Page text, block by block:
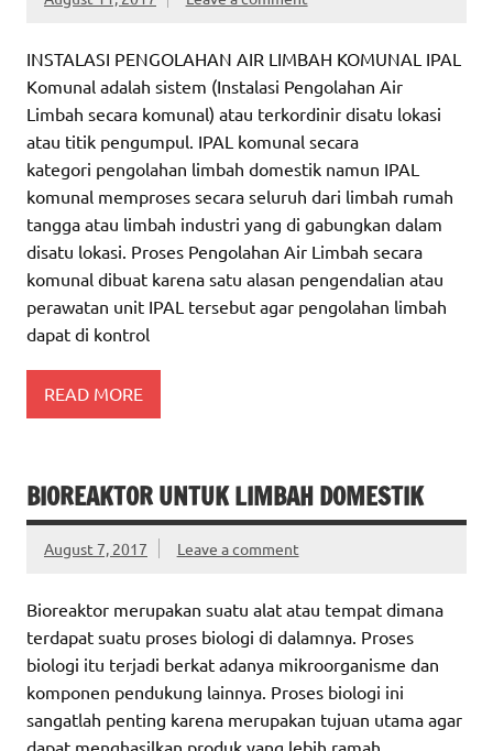
INSTALASI PENGOLAHAN AIR LIMBAH KOMUNAL IPAL
Komunal adalah sistem (Instalasi Pengolahan Air
Limbah secara komunal) atau terkordinir disatu lokasi
atau titik pengumpul. IPAL komunal secara
kategori pengolahan limbah domestik namun IPAL
komunal memproses secara seluruh dari limbah rumah
tangga atau limbah industri yang di gabungkan dalam
disatu lokasi. Proses Pengolahan Air Limbah secara
komunal dibuat karena satu alasan pengendalian atau
perawatan unit IPAL tersebut agar pengolahan limbah
dapat di kontrol
READ MORE
BIOREAKTOR UNTUK LIMBAH DOMESTIK
August 7, 2017 Leave a comment
Bioreaktor merupakan suatu alat atau tempat dimana
terdapat suatu proses biologi di dalamnya. Proses
biologi itu terjadi berkat adanya mikroorganisme dan
komponen pendukung lainnya. Proses biologi ini
sangatlah penting karena merupakan tujuan utama agar
dapat menghasilkan produk yang lebih ramah